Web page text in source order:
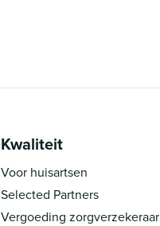
Kwaliteit
Voor huisartsen
Selected Partners
Vergoeding zorgverzekeraar